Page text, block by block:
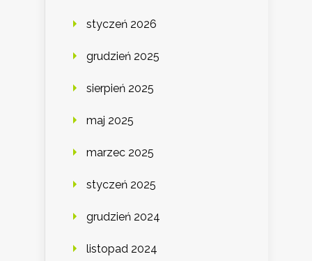
styczeń 2026
grudzień 2025
sierpień 2025
maj 2025
marzec 2025
styczeń 2025
grudzień 2024
listopad 2024